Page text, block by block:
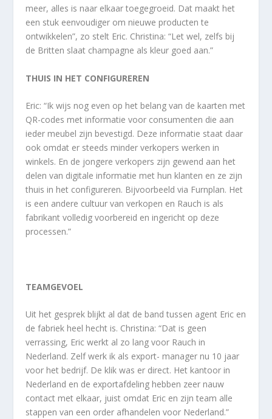
meer, alles is naar elkaar toegegroeid. Dat maakt het
een stuk eenvoudiger om nieuwe producten te
ontwikkelen”, zo stelt Eric. Christina: “Let wel, zelfs bij
de Britten slaat champagne als kleur goed aan.”
THUIS IN HET CONFIGUREREN
Eric: “Ik wijs nog even op het belang van de kaarten met
QR-codes met informatie voor consumenten die aan
ieder meubel zijn bevestigd. Deze informatie staat daar
ook omdat er steeds minder verkopers werken in
winkels. En de jongere verkopers zijn gewend aan het
delen van digitale informatie met hun klanten en ze zijn
thuis in het configureren. Bijvoorbeeld via Furnplan. Het
is een andere cultuur van verkopen en Rauch is als
fabrikant volledig voorbereid en ingericht op deze
processen.”
TEAMGEVOEL
Uit het gesprek blijkt al dat de band tussen agent Eric en
de fabriek heel hecht is. Christina: “Dat is geen
verrassing, Eric werkt al zo lang voor Rauch in
Nederland. Zelf werk ik als export- manager nu 10 jaar
voor het bedrijf. De klik was er direct. Het kantoor in
Nederland en de exportafdeling hebben zeer nauw
contact met elkaar, juist omdat Eric en zijn team alle
stappen van een order afhandelen voor Nederland.”